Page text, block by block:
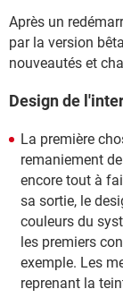
Après un
par la version
nouveautés et
Design de
La première
remaniement
encore tout à
sa sortie, le
couleurs du
les premiers
exemple. Les
reprenant la